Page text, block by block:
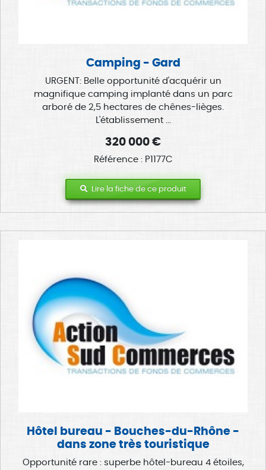
Camping - Gard
URGENT: Belle opportunité d'acquérir un
magnifique camping implanté dans un parc
arboré de 2,5 hectares de chênes-lièges.
L'établissement ...
320 000 €
Référence : P1177C
Lire la fiche de ce produit
Hôtel bureau - Bouches-du-Rhône -
dans zone très touristique
Opportunité rare : superbe hôtel-bureau 4 étoiles,